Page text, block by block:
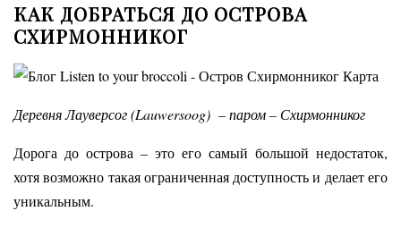
КАК ДОБРАТЬСЯ ДО ОСТРОВА
СХИРМОННИКОГ
Деревня Лауверсог (Lauwersoog) – паром – Схирмонниког
Дорога до острова – это его самый большой недостаток,
хотя возможно такая ограниченная доступность и делает его
уникальным.